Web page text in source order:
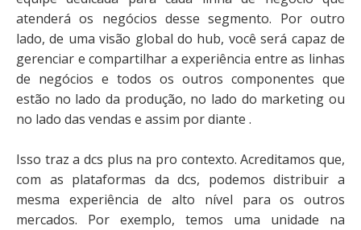
atenderá os negócios desse segmento. Por outro
lado, de uma visão global do hub, você será capaz de
gerenciar e compartilhar a experiência entre as linhas
de negócios e todos os outros componentes que
estão no lado da produção, no lado do marketing ou
no lado das vendas e assim por diante .
Isso traz a dcs plus na pro contexto. Acreditamos que,
com as plataformas da dcs, podemos distribuir a
mesma experiência de alto nível para os outros
mercados. Por exemplo, temos uma unidade na